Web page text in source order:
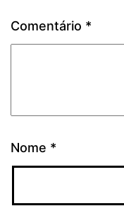
Comentário *
Nome *